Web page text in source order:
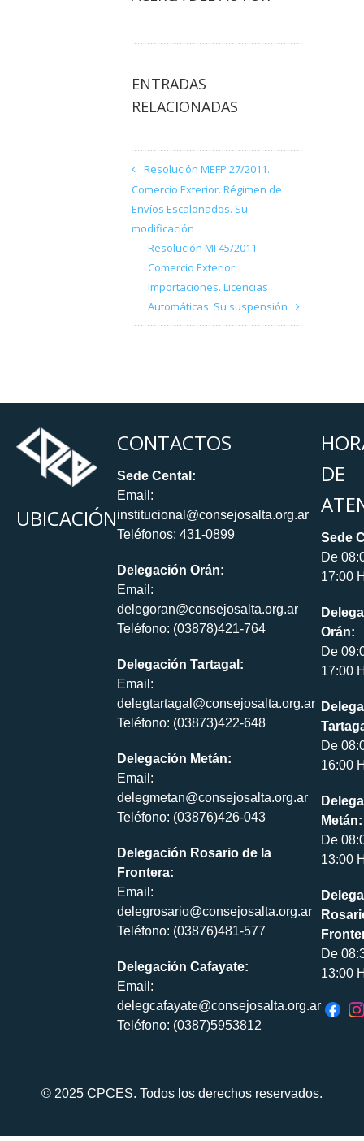
ENTRADAS
RELACIONADAS
Resolución MEFP 27/2011.
Comercio Exterior. Régimen de
Envíos Escalonados. Su
modificación
Resolución MI 45/2011.
Comercio Exterior.
Importaciones. Licencias
Automáticas. Su suspensión
UBICACIÓN
CONTACTOS
Sede Cental:
Email:
institucional@consejosalta.org.ar
Teléfonos: 431-0899
Delegación Orán:
Email:
delegoran@consejosalta.org.ar
Teléfono: (03878)421-764
Delegación Tartagal:
Email:
delegtartagal@consejosalta.org.ar
Teléfono: (03873)422-648
Delegación Metán:
Email:
delegmetan@consejosalta.org.ar
Teléfono: (03876)426-043
Delegación Rosario de la
Frontera:
Email:
delegrosario@consejosalta.org.ar
Teléfono: (03876)481-577
Delegación Cafayate:
Email:
delegcafayate@consejosalta.org.ar
Teléfono: (0387)5953812
DE
Sede
De
17:00
Orán:
De
17:00
De
16:00
Metán:
De
13:00
De
13:00
© 2025 CPCES. Todos los derechos reservados.